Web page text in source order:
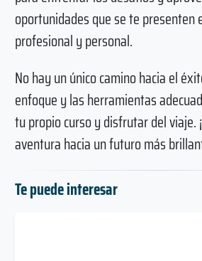
oportunidades que se te
profesional y personal.
No hay un único camino hacia el
enfoque y las herramientas
tu propio curso y disfrutar del viaje.
aventura hacia un futuro más
Te puede interesar